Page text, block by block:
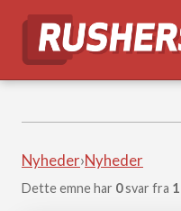
Nyheder›Nyheder
Dette emne har 0svar fra 1